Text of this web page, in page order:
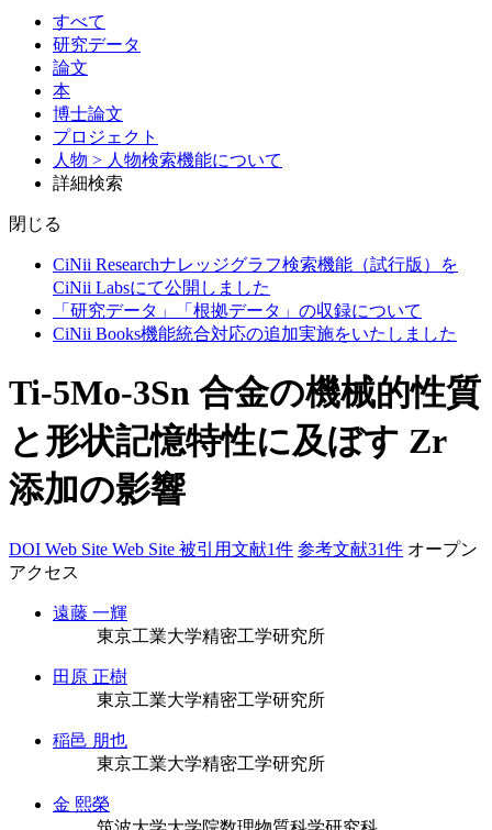
すべて
研究データ
論文
本
博士論文
プロジェクト
人物 > 人物検索機能について
詳細検索
閉じる
CiNii Researchナレッジグラフ検索機能（試行版）を
CiNii Labsにて公開しました
「研究データ」「根拠データ」の収録について
CiNii Books機能統合対応の追加実施をいたしました
Ti-5Mo-3Sn 合金の機械的性質
と形状記憶特性に及ぼす Zr
添加の影響
DOI Web Site Web Site 被引用文献1件 参考文献31件 オープン
アクセス
遠藤 一輝
東京工業大学精密工学研究所
田原 正樹
東京工業大学精密工学研究所
稲邑 朋也
東京工業大学精密工学研究所
金 熙榮